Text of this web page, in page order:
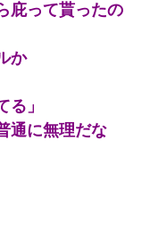
庇って貰ったの
か
る」
通に無理だな